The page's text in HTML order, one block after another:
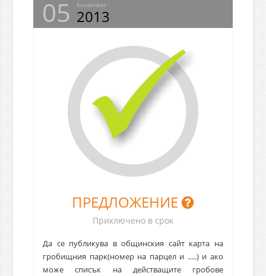
05 November
2013
ПРЕДЛОЖЕНИЕ
Приключено в срок
Да се публикува в общинския сайт карта на
гробищния парк(номер на парцел и .....) и ако
може списък на действащите гробове